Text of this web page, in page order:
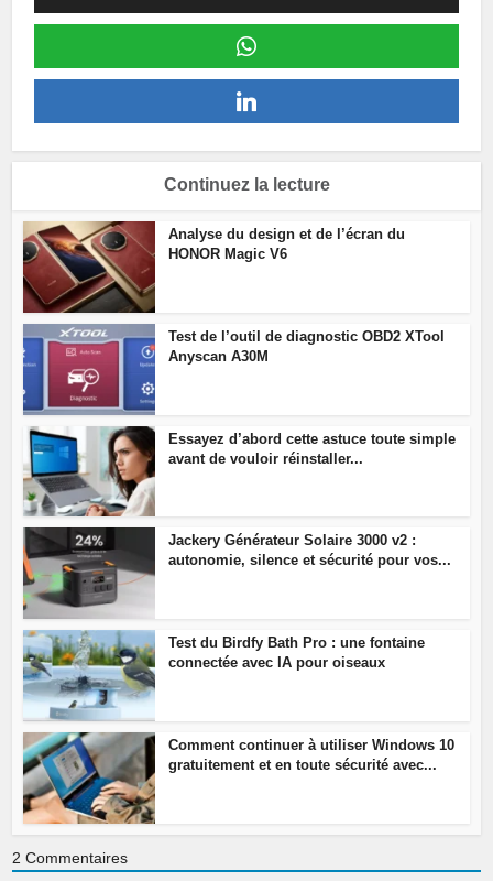
Continuez la lecture
Analyse du design et de l’écran du
HONOR Magic V6
Test de l’outil de diagnostic OBD2 XTool
Anyscan A30M
Essayez d’abord cette astuce toute simple
avant de vouloir réinstaller...
Jackery Générateur Solaire 3000 v2 :
autonomie, silence et sécurité pour vos...
Test du Birdfy Bath Pro : une fontaine
connectée avec IA pour oiseaux
Comment continuer à utiliser Windows 10
gratuitement et en toute sécurité avec...
2 Commentaires